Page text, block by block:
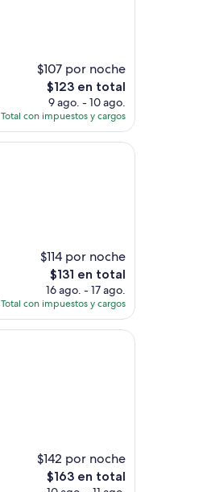
$107 por noche
El
precio
actual
es
de
$123 en total
9 ago. - 10 ago.
Total con impuestos y cargos
$114 por noche
El
precio
actual
es
de
$131 en total
16 ago. - 17 ago.
Total con impuestos y cargos
$142 por noche
El
$163 en total